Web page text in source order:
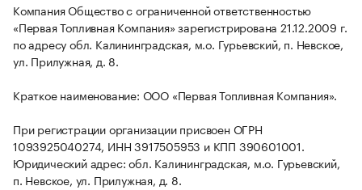
Компания Общество с ограниченной ответственностью
«Первая Топливная Компания» зарегистрирована 21.12.2009 г.
по адресу обл. Калининградская, м.о. Гурьевский, п. Невское,
ул. Прилужная, д. 8.
Краткое наименование: ООО «Первая Топливная Компания».
При регистрации организации присвоен ОГРН
1093925040274, ИНН 3917505953 и КПП 390601001.
Юридический адрес: обл. Калининградская, м.о. Гурьевский,
п. Невское, ул. Прилужная, д. 8.